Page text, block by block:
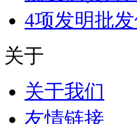
4项发明批
关于
关于我们
友情链接